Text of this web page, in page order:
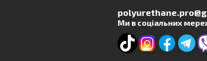
Ми в соціальних